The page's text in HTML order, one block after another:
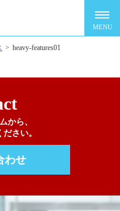
> heavy-features01
から、
さい。
わせ